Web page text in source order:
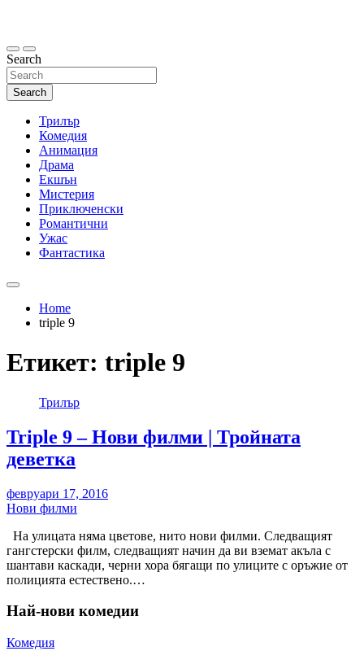
Search
Search
Трилър
Комедия
Анимация
Драма
Екшън
Мистерия
Приключенски
Романтични
Ужас
Фантастика
Home
triple 9
Етикет: triple 9
Трилър
Triple 9 – Нови филми | Тройната
деветка
февруари 17, 2016
Нови филми
На улицата няма цветове, нито нови филми. Следващият
гангстерски филм, следващият начин да ви вземат акъла с
шантави каскади, черни хора бягащи по улиците с оръжие от
полицията естествено.…
Най-нови комедии
Комедия